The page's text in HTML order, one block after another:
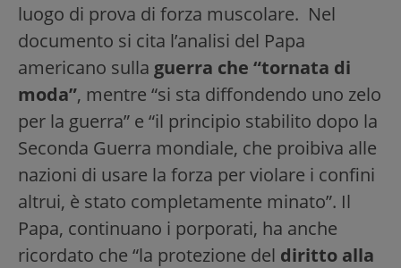
luogo di prova di forza muscolare. Nel
documento si cita l’analisi del Papa
americano sulla guerra che “tornata di
moda”, mentre “si sta diffondendo uno zelo
per la guerra” e “il principio stabilito dopo la
Seconda Guerra mondiale, che proibiva alle
nazioni di usare la forza per violare i confini
altrui, è stato completamente minato”. Il
Papa, continuano i porporati, ha anche
ricordato che “la protezione del diritto alla